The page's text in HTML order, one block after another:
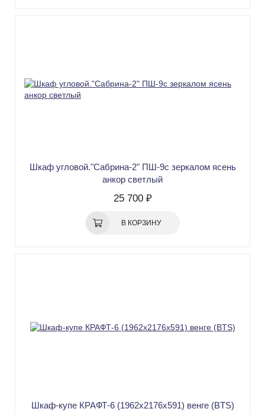
Шкаф угловой."Сабрина-2" ПШ-9с зеркалом ясень
анкор светлый
25 700 ₽
В КОРЗИНУ
Шкаф-купе КРАФТ-6 (1962х2176х591) венге (BTS)